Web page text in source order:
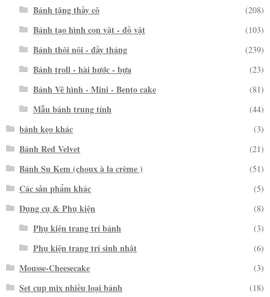
Bánh tặng thầy cô (208)
Bánh tạo hình con vật - đồ vật (103)
Bánh thôi nôi - đầy tháng (239)
Bánh troll - hài hước - bựa (23)
Bánh Vẽ hình - Mini - Bento cake (81)
Mẫu bánh trung tính (44)
bánh kẹo khác (3)
Bánh Red Velvet (21)
Bánh Su Kem (choux à la crème ) (51)
Các sản phẩm khác (5)
Dụng cụ & Phụ kiện (8)
Phụ kiện trang trí bánh (3)
Phụ kiện trang trí sinh nhật (6)
Mousse-Cheesecake (3)
Set cup mix nhiều loại bánh (18)